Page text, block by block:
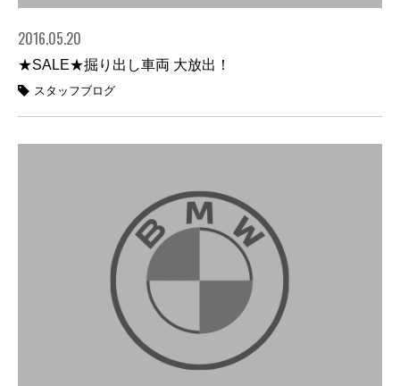
2016.05.20
★SALE★掘り出し車両 大放出！
スタッフブログ